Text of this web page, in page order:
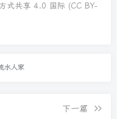
式共享 4.0 国际 (CC BY-
水人家
下一篇